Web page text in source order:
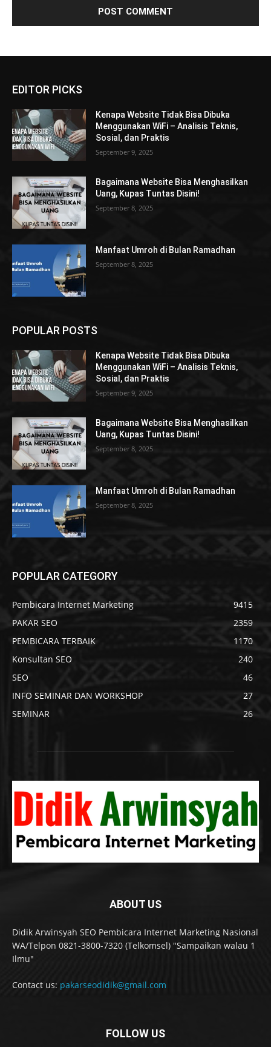
EDITOR PICKS
Kenapa Website Tidak Bisa Dibuka
Menggunakan WiFi – Analisis Teknis,
Sosial, dan Praktis
September 9, 2025
Bagaimana Website Bisa Menghasilkan
Uang, Kupas Tuntas Disini!
September 8, 2025
Manfaat Umroh di Bulan Ramadhan
September 8, 2025
POPULAR POSTS
Kenapa Website Tidak Bisa Dibuka
Menggunakan WiFi – Analisis Teknis,
Sosial, dan Praktis
September 9, 2025
Bagaimana Website Bisa Menghasilkan
Uang, Kupas Tuntas Disini!
September 8, 2025
Manfaat Umroh di Bulan Ramadhan
September 8, 2025
POPULAR CATEGORY
Pembicara Internet Marketing
9415
PAKAR SEO
2359
PEMBICARA TERBAIK
1170
Konsultan SEO
240
SEO
46
INFO SEMINAR DAN WORKSHOP
27
SEMINAR
26
ABOUT US
Didik Arwinsyah SEO Pembicara Internet Marketing Nasional
WA/Telpon 0821-3800-7320 (Telkomsel) "Sampaikan walau 1
Ilmu"
Contact us: pakarseodidik@gmail.com
FOLLOW US